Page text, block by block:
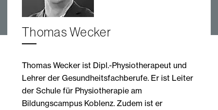
Thomas Wecker
Thomas Wecker ist Dipl.-Physiotherapeut und
Lehrer der Gesundheitsfachberufe. Er ist Leiter
der Schule für Physiotherapie am
Bildungscampus Koblenz. Zudem ist er